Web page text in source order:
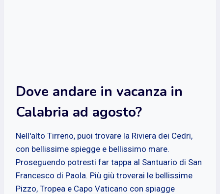
Dove andare in vacanza in
Calabria ad agosto?
Nell'alto Tirreno, puoi trovare la Riviera dei Cedri,
con bellissime spiegge e bellissimo mare.
Proseguendo potresti far tappa al Santuario di San
Francesco di Paola. Più giù troverai le bellissime
Pizzo, Tropea e Capo Vaticano con spiagge